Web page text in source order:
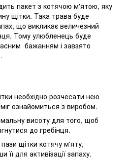
пакет з котячою м'ятою, яку
щітки. Така трава буде
що викликає величезний
Тому улюбленець буде
бажанням і завзято
необхідно розчесати нею
ознайомиться з виробом.
висоту для того, щоб
до гребінця.
щітки котячу м'яту,
її для активізації запаху.